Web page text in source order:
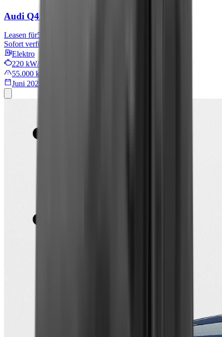
Audi Q4 e-tron
Leasen für567 € mtl.
Sofort verfügbar
Elektro
220 kW/299 PS
55.000 km
Juni 2022